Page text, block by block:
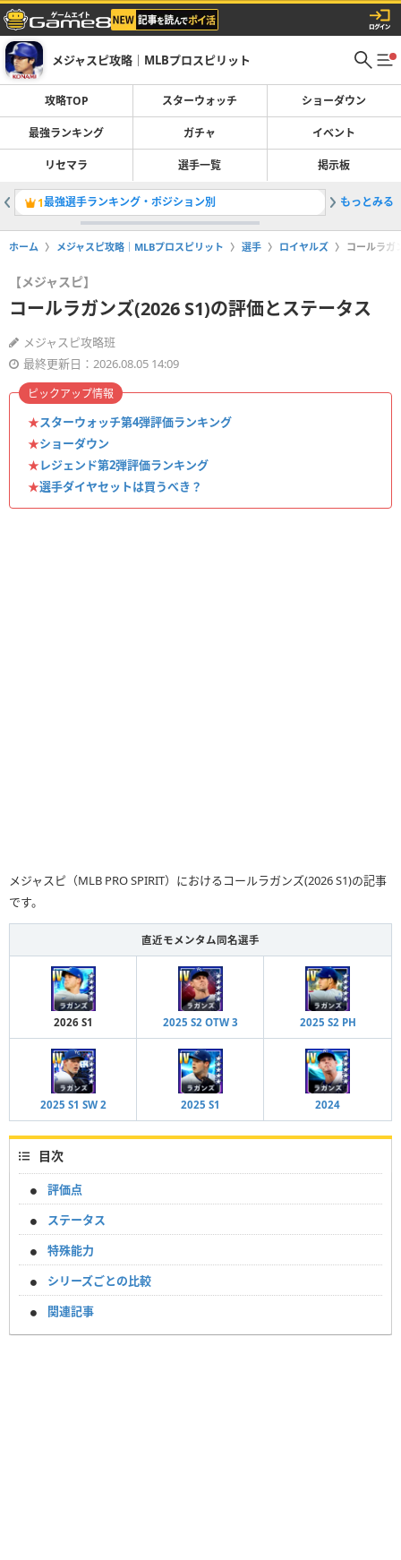
メジャスピ攻略｜MLBプロスピリット
攻略TOP スターウォッチ ショーダウン
最強ランキング ガチャ イベント
リセマラ 選手一覧 掲示板
1最強選手ランキング・ポジション別 2オール
もっとみる
ホーム メジャスピ攻略｜MLBプロスピリット 選手 ロイヤルズ コールラガ
【メジャスピ】
コールラガンズ(2026 S1)の評価とステータス
メジャスピ攻略班
最終更新日：2026.08.05 14:09
★スターウォッチ第4弾評価ランキング
★ショーダウン
★レジェンド第2弾評価ランキング
★選手ダイヤセットは買うべき？
ピックアップ情報
メジャスピ（MLB PRO SPIRIT）におけるコールラガンズ(2026 S1)の記事
です。
直近モメンタム同名選手
2026 S1 2025 S2 OTW 3 2025 S2 PH
2025 S1 SW 2 2025 S1 2024
目次
評価点
ステータス
特殊能力
シリーズごとの比較
関連記事